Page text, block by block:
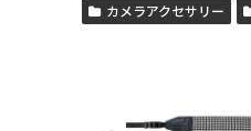
カメラアクセサリー